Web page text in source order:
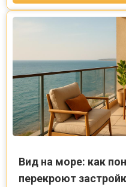
Вид на море: как
перекроют